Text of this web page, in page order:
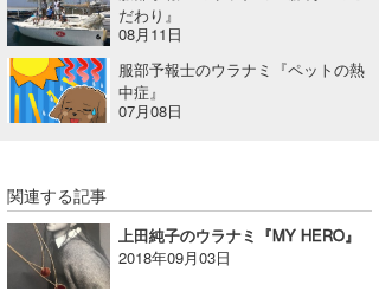
だわり』
08月11日
服部予報士のウラナミ『ペットの熱
中症』
07月08日
関連する記事
上田純子のウラナミ『MY HERO』
2018年09月03日